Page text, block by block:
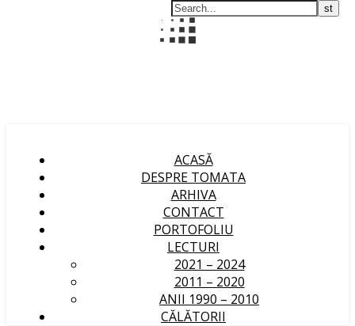
ACASĂ
DESPRE TOMATA
ARHIVA
CONTACT
PORTOFOLIU
LECTURI
2021 – 2024
2011 – 2020
ANII 1990 – 2010
CĂLĂTORII